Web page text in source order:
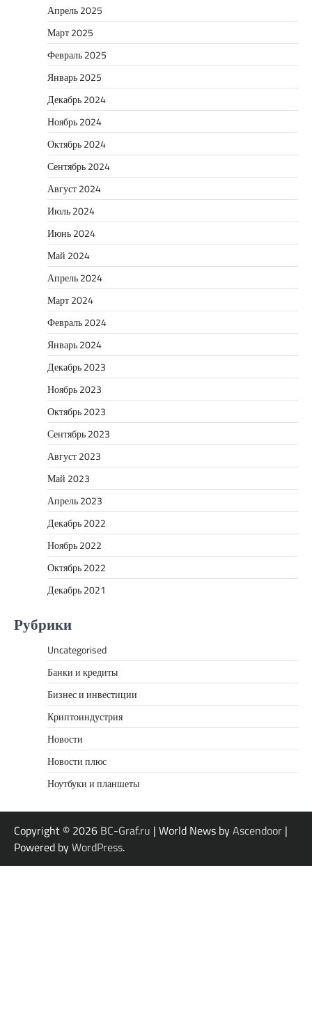
Апрель 2025
Март 2025
Февраль 2025
Январь 2025
Декабрь 2024
Ноябрь 2024
Октябрь 2024
Сентябрь 2024
Август 2024
Июль 2024
Июнь 2024
Май 2024
Апрель 2024
Март 2024
Февраль 2024
Январь 2024
Декабрь 2023
Ноябрь 2023
Октябрь 2023
Сентябрь 2023
Август 2023
Май 2023
Апрель 2023
Декабрь 2022
Ноябрь 2022
Октябрь 2022
Декабрь 2021
Рубрики
Uncategorised
Банки и кредиты
Бизнес и инвестиции
Криптоиндустрия
Новости
Новости плюс
Ноутбуки и планшеты
Copyright © 2026 BC-Graf.ru | World News byAscendoor |
Powered byWordPress.